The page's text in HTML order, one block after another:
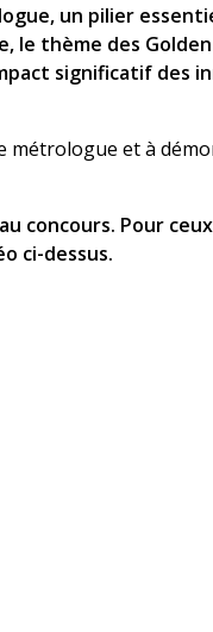
un pilier
le thème des
significatif des
et à
concours. Pour
ci-dessus.